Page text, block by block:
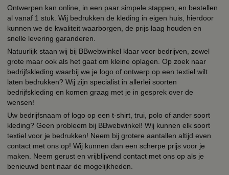
Ontwerpen kan online, in een paar simpele stappen, en bestellen
al vanaf 1 stuk. Wij bedrukken de kleding in eigen huis, hierdoor
kunnen we de kwaliteit waarborgen, de prijs laag houden en
snelle levering garanderen.
Natuurlijk staan wij bij BBwebwinkel klaar voor bedrijven, zowel
grote maar ook als het gaat om kleine oplagen. Op zoek naar
bedrijfskleding waarbij we je logo of ontwerp op een textiel wilt
laten bedrukken? Wij zijn specialist in allerlei soorten
bedrijfskleding en komen graag met je in gesprek over de
wensen!
Uw bedrijfsnaam of logo op een t-shirt, trui, polo of ander soort
kleding? Geen probleem bij BBwebwinkel! Wij kunnen elk soort
textiel voor je bedrukken! Neem bij grotere aantallen altijd even
contact met ons op! Wij kunnen dan een scherpe prijs voor je
maken. Neem gerust en vrijblijvend contact met ons op als je
benieuwd bent naar de mogelijkheden.